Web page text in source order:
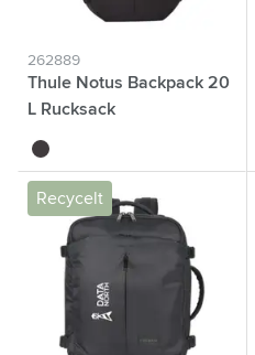
262889
Thule Notus Backpack 20
L Rucksack
noir
Recycelt